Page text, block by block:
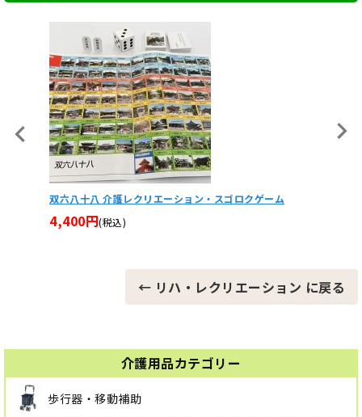
介護用品カテゴリー
歩行器・移動補助
ソフトカーリング レクリエーション 転がす
18,810円(税込)
← リハ・レクリエーション に戻る